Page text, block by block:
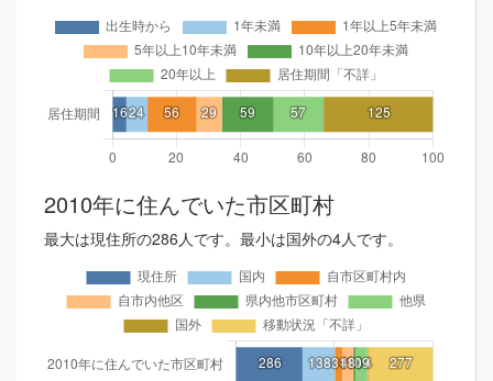
2010年に住んでいた市区町村
最大は現住所の286人です。最小は国外の4人です。